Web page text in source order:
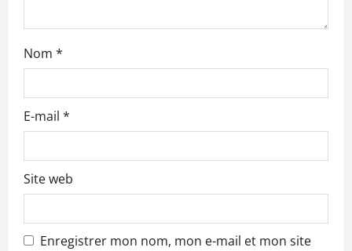
i
c
e
Nom *
E-mail *
Site web
Enregistrer mon nom, mon e-mail et mon site